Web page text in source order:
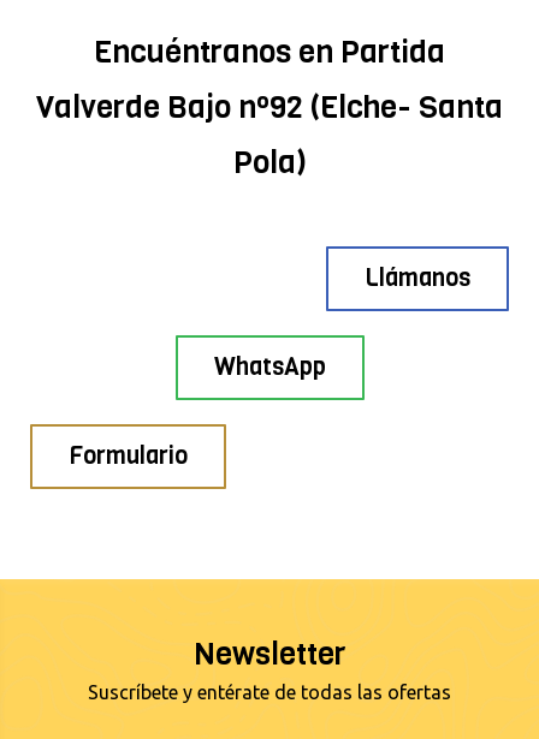
Encuéntranos en Partida
Valverde Bajo nº92 (Elche- Santa
Pola)
Llámanos
WhatsApp
Formulario
Newsletter
Suscríbete y entérate de todas las ofertas